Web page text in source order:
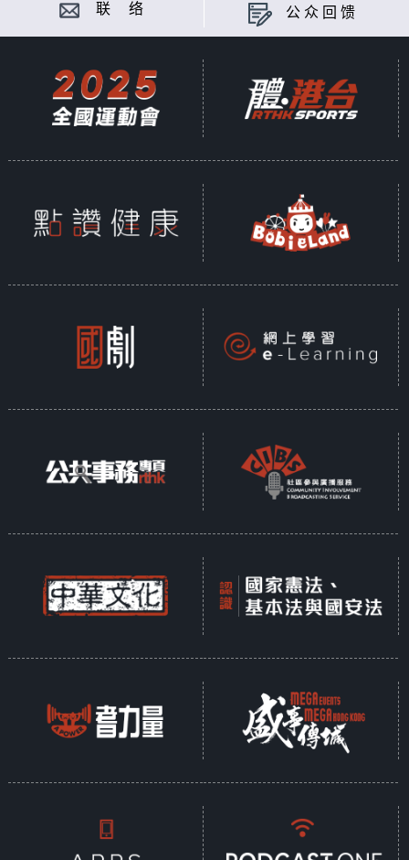
今年十月，全港十二所院校的优秀辩论员，再
次展开激烈比赛。究竟谁能凭借缜密思维走出
联 络 公众回馈